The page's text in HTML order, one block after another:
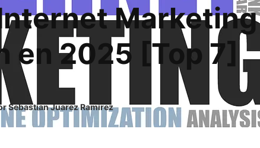
Marketing
en 2025 [Top 7]
Sebastian Juarez Ramirez